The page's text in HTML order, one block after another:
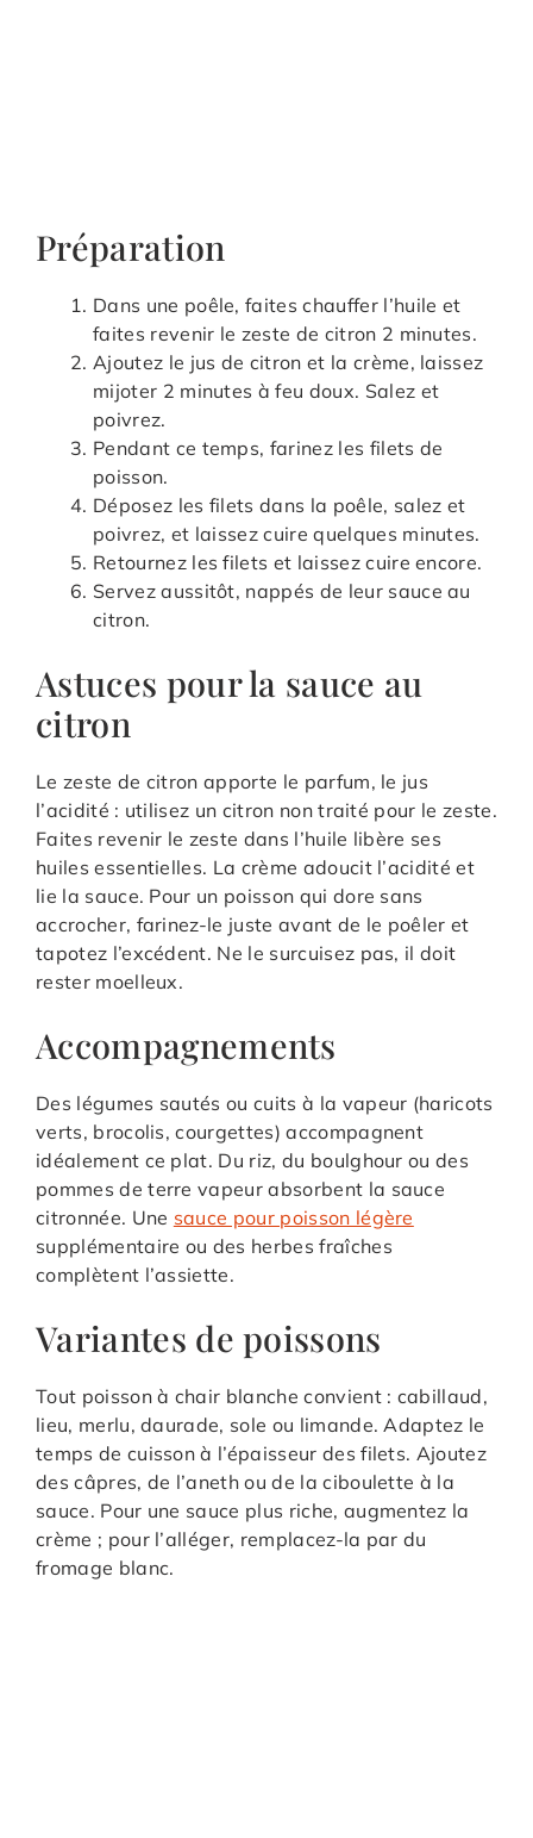
Préparation
Dans une poêle, faites chauffer l’huile et
faites revenir le zeste de citron 2 minutes.
Ajoutez le jus de citron et la crème, laissez
mijoter 2 minutes à feu doux. Salez et
poivrez.
Pendant ce temps, farinez les filets de
poisson.
Déposez les filets dans la poêle, salez et
poivrez, et laissez cuire quelques minutes.
Retournez les filets et laissez cuire encore.
Servez aussitôt, nappés de leur sauce au
citron.
Astuces pour la sauce au
citron
Le zeste de citron apporte le parfum, le jus
l’acidité : utilisez un citron non traité pour le zeste.
Faites revenir le zeste dans l’huile libère ses
huiles essentielles. La crème adoucit l’acidité et
lie la sauce. Pour un poisson qui dore sans
accrocher, farinez-le juste avant de le poêler et
tapotez l’excédent. Ne le surcuisez pas, il doit
rester moelleux.
Accompagnements
Des légumes sautés ou cuits à la vapeur (haricots
verts, brocolis, courgettes) accompagnent
idéalement ce plat. Du riz, du boulghour ou des
pommes de terre vapeur absorbent la sauce
citronnée. Une sauce pour poisson légère
supplémentaire ou des herbes fraîches
complètent l’assiette.
Variantes de poissons
Tout poisson à chair blanche convient : cabillaud,
lieu, merlu, daurade, sole ou limande. Adaptez le
temps de cuisson à l’épaisseur des filets. Ajoutez
des câpres, de l’aneth ou de la ciboulette à la
sauce. Pour une sauce plus riche, augmentez la
crème ; pour l’alléger, remplacez-la par du
fromage blanc.